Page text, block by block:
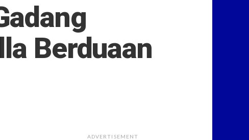
Berduaan
ADVERTISEMENT